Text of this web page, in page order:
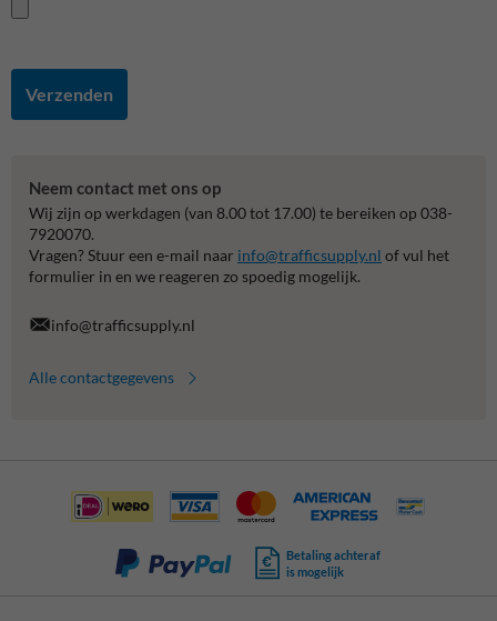
Verzenden
Neem contact met ons op
Wij zijn op werkdagen (van 8.00 tot 17.00) te bereiken op 038-
7920070.
Vragen? Stuur een e-mail naar info@trafficsupply.nl of vul het
formulier in en we reageren zo spoedig mogelijk.
info@trafficsupply.nl
Alle contactgegevens
Betaling achteraf
is mogelijk